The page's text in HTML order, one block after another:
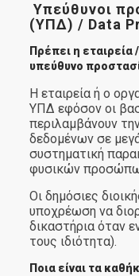
Υπεύθυνοι
(ΥΠΔ) / Data
Πρέπει η εταιρεία
υπεύθυνο
Η εταιρεία ή ο
ΥΠΔ εφόσον οι
περιλαμβάνουν
δεδομένων σε
συστηματική
φυσικών
Οι δημόσιες
υποχρέωση να
δικαστήρια όταν
τους ιδιότητα).
Ποια είναι τα